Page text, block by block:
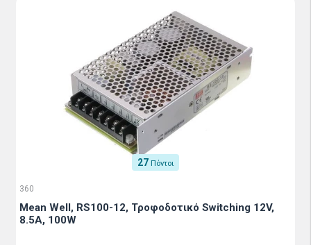
27 Πόντοι
360
Mean Well, RS100-12, Τροφοδοτικό Switching 12V,
8.5A, 100W